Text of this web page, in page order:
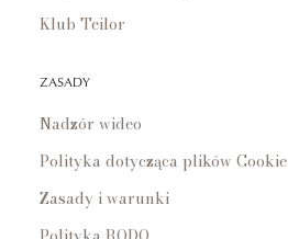
Klub Teilor
ZASADY
Nadzór wideo
Polityka dotycząca plików Cookie
Zasady i warunki